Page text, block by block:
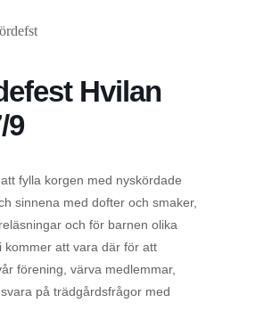
Hvilan
9
fylla korgen med nyskördade
sinnena med dofter och smaker,
och för barnen olika
kommer att vara där för att
förening, värva medlemmar,
på trädgårdsfrågor med